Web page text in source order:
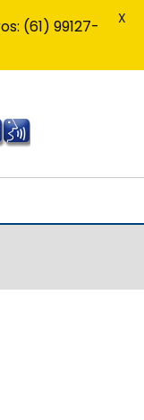
(61) 99127-
X